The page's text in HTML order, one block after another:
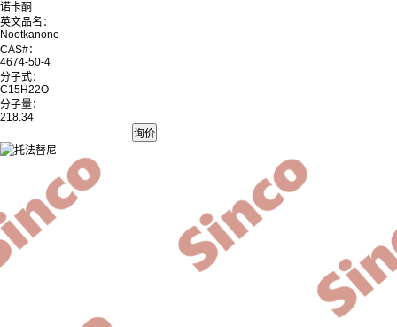
诺卡酮
英文品名：
Nootkanone
CAS#：
4674-50-4
分子式：
C15H22O
分子量：
218.34